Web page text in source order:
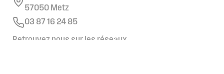
57050 Metz
03 87 16 24 85
Retrouvez nous sur les réseaux